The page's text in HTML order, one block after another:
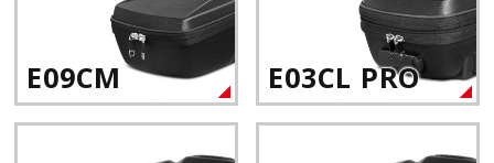
E09CM E03CL PRO